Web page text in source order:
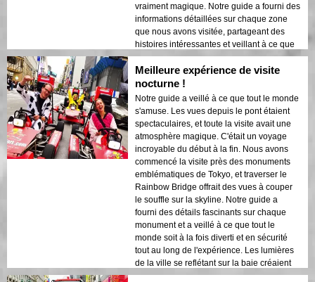
vraiment magique. Notre guide a fourni des
informations détaillées sur chaque zone
que nous avons visitée, partageant des
histoires intéressantes et veillant à ce que
tout le monde se sente en sécurité et à
l'aise. L'atmosphère nocturne était calme
mais excitante, et j'ai été émerveillé par le
contraste entre les gratte-ciels modernes et
l'architecture historique. Cette visite est une
combinaison parfaite d'aventure et
d'éducation, offrant aux voyageurs un
regard unique sur la beauté de Tokyo
après la tombée de la nuit.
Meilleure expérience de visite
nocturne !
Notre guide a veillé à ce que tout le monde
s'amuse. Les vues depuis le pont étaient
spectaculaires, et toute la visite avait une
atmosphère magique. C'était un voyage
incroyable du début à la fin. Nous avons
commencé la visite près des monuments
emblématiques de Tokyo, et traverser le
Rainbow Bridge offrait des vues à couper
le souffle sur la skyline. Notre guide a
fourni des détails fascinants sur chaque
monument et a veillé à ce que tout le
monde soit à la fois diverti et en sécurité
tout au long de l'expérience. Les lumières
de la ville se reflétant sur la baie créaient
une atmosphère onirique qui a laissé une